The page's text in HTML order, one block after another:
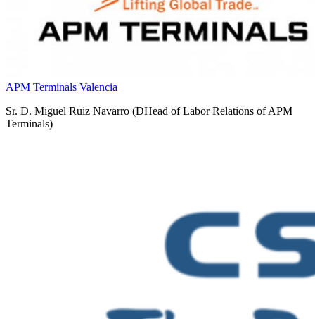
APM Terminals Valencia
Sr. D. Miguel Ruiz Navarro (DHead of Labor Relations of APM
Terminals)